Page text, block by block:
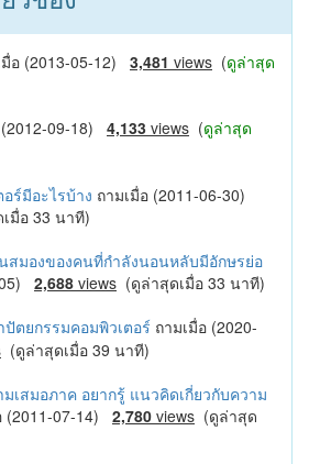
มื่อ (2013-05-12) 3,481 views (ดูล่าสุด
09-18) 4,133 views (ดูล่าสุด
ร์มีอะไรบ้าง ถามเมื่อ (2011-06-30)
มื่อ 33 นาที)
สมองของคนที่กำลังนอนหลับมีอักษรย่อ
2,688 views (ดูล่าสุดเมื่อ 33 นาที)
ตยกรรมคอมพิวเตอร์ ถามเมื่อ (2020-
(ดูล่าสุดเมื่อ 39 นาที)
เสมอภาค อยากรู้ แนวคิดเกี่ยวกับความ
(2011-07-14) 2,780 views (ดูล่าสุด